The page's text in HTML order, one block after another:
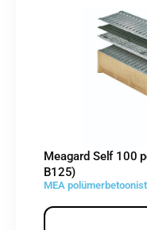
Meagard Self 100
B125)
MEA